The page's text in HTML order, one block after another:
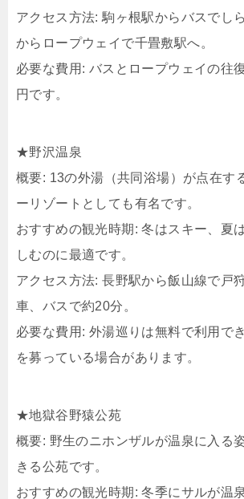
アクセス方法: 駒ヶ根駅からバスでし
からロープウェイで千畳敷駅へ。
必要な費用: バスとロープウェイの往
円です。
★野沢温泉
概要: 13の外湯（共同浴場）が点在す
ーリゾートとしても有名です。
おすすめの観光時期: 冬はスキー、夏
しむのに最適です。
アクセス方法: 長野駅から飯山線で戸
車、バスで約20分。
必要な費用: 外湯巡りは無料で利用で
を募っている場合があります。
★地獄谷野猿公苑
概要: 野生のニホンザルが温泉に入る
きる公苑です。
おすすめの観光時期: 冬季にサルが温